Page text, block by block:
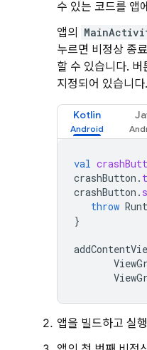
수 있는 코드를 앱
앱의
누르면 비정상 종
할 수 있습니다.
지정되어 있습니다.
Kotlin
val
crashButton .
crashButton .
throw
}
앱을 빌드하고 실